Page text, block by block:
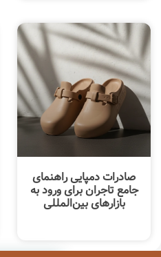
صادرات دمپایی راهنمای
جامع تاجران برای ورود به
بازارهای بین‌المللی